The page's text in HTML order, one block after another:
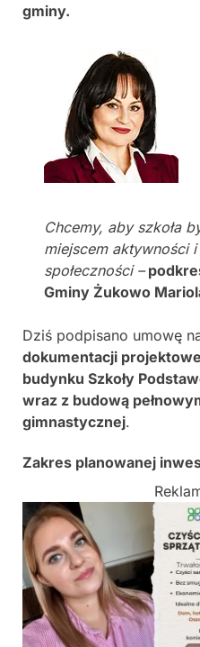
gminy.
Chcemy, aby szkoła
miejscem aktywności
społeczności –
Gminy Żukowo
Dziś podpisano umowę
dokumentacji
budynku Szkoły
wraz z budową
gimnastycznej.
Zakres planowanej